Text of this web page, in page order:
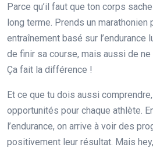
Parce qu’il faut que ton corps
long terme. Prends un marathonien
entraînement basé sur l’endurance
de finir sa course, mais aussi de ne
Ça fait la différence !
Et ce que tu dois aussi
opportunités pour chaque athlète.
l’endurance, on arrive à voir des
positivement leur résultat. Mais